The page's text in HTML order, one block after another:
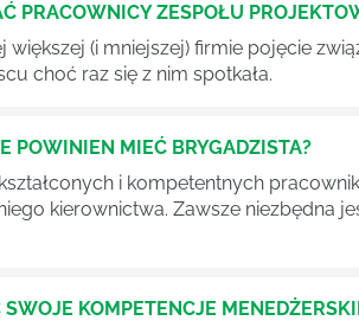
PRACOWNICY ZESPOŁU
(i mniejszej) firmie pojęcie
choć raz się z nim spotkała.
POWINIEN MIEĆ BRYGADZISTA?
i kompetentnych
kierownictwa. Zawsze niezbędna
KOMPETENCJE